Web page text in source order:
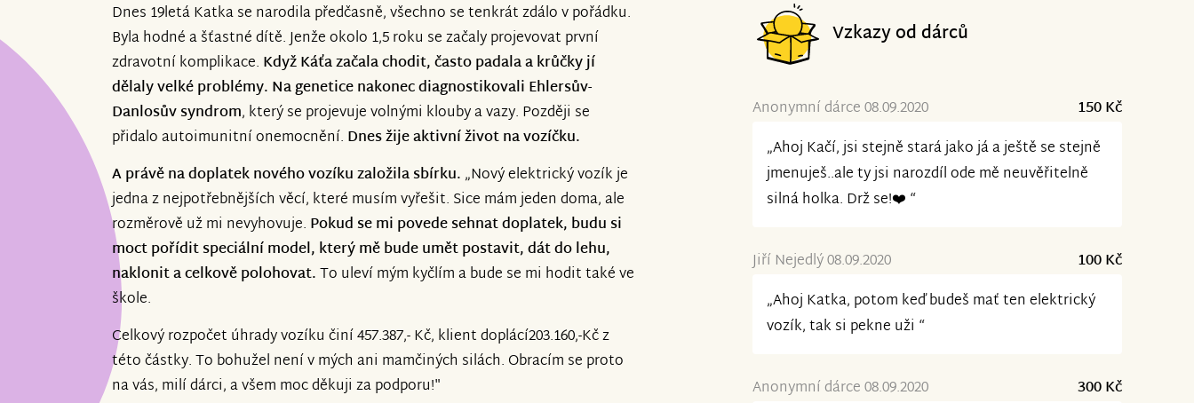
Dnes 19letá Katka se narodila předčasně, všechno se tenkrát zdálo v pořádku.
Byla hodné a šťastné dítě. Jenže okolo 1,5 roku se začaly projevovat první
zdravotní komplikace. Když Káťa začala chodit, často padala a krůčky jí
dělaly velké problémy. Na genetice nakonec diagnostikovali Ehlersův-
Danlosův syndrom, který se projevuje volnými klouby a vazy. Později se
přidalo autoimunitní onemocnění. Dnes žije aktivní život na vozíčku.
A právě na doplatek nového vozíku založila sbírku. „Nový elektrický vozík je
jedna z nejpotřebnějších věcí, které musím vyřešit. Sice mám jeden doma, ale
rozměrově už mi nevyhovuje. Pokud se mi povede sehnat doplatek, budu si
moct pořídit speciální model, který mě bude umět postavit, dát do lehu,
naklonit a celkově polohovat.To uleví mým kyčlím a bude se mi hodit také ve
škole.
Celkový rozpočet úhrady vozíku činí 457.387,- Kč, klient doplácí203.160,-Kč z
této částky. To bohužel není v mých ani mamčiných silách. Obracím se proto
na vás, milí dárci, a všem moc děkuji za podporu!"
Vzkazy od dárců
Anonymní dárce 08.09.2020
150 Kč
„Ahoj Kačí, jsi stejně stará jako já a ještě se stejně
jmenuješ..ale ty jsi narozdíl ode mě neuvěřitelně
silná holka. Drž se!❤️ “
Jiří Nejedlý 08.09.2020
100 Kč
„Ahoj Katka, potom keď budeš mať ten elektrický
vozík, tak si pekne uži “
Anonymní dárce 08.09.2020
300 Kč